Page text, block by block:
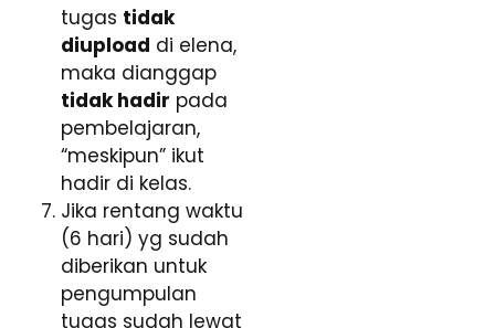
tugas tidak
diupload di elena,
maka dianggap
tidak hadir pada
pembelajaran,
“meskipun” ikut
hadir di kelas.
Jika rentang waktu
(6 hari) yg sudah
diberikan untuk
pengumpulan
tugas sudah lewat